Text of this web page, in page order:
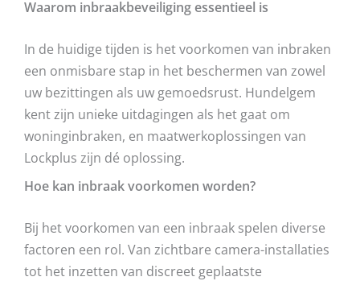
Waarom inbraakbeveiliging essentieel is
In de huidige tijden is het voorkomen van inbraken
een onmisbare stap in het beschermen van zowel
uw bezittingen als uw gemoedsrust. Hundelgem
kent zijn unieke uitdagingen als het gaat om
woninginbraken, en maatwerkoplossingen van
Lockplus zijn dé oplossing.
Hoe kan inbraak voorkomen worden?
Bij het voorkomen van een inbraak spelen diverse
factoren een rol. Van zichtbare camera-installaties
tot het inzetten van discreet geplaatste